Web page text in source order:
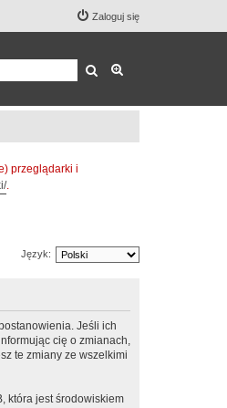
Zaloguj się
Szukaj
przeglądarki i
.
Język:
Jeśli ich
cię o zmianach,
te zmiany ze wszelkimi
która jest środowiskiem